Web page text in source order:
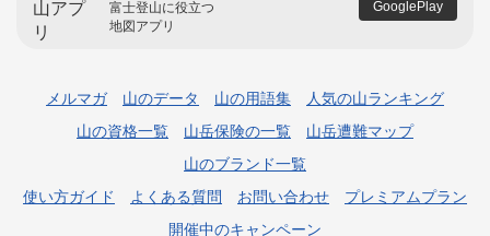
富士登山に役立つ
地図アプリ
GooglePlay
メルマガ 山のデータ 山の用語集
人気の山ランキング
山の資格一覧
山岳保険の一覧
山岳遭難マップ
山のブランド一覧
使い方ガイド
よくある質問 お問い合わせ
プレミアムプラン
開催中のキャンペーン